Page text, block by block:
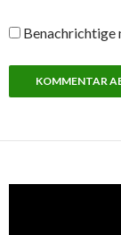
Benachrichtige